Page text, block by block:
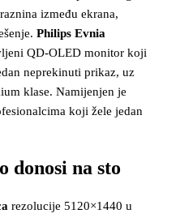
između ekrana,
Philips Evnia
QD-OLED monitor koji
neprekinuti prikaz, uz
klase. Namijenjen je
koji žele jedan
donosi na sto
rezolucije 5120×1440 u